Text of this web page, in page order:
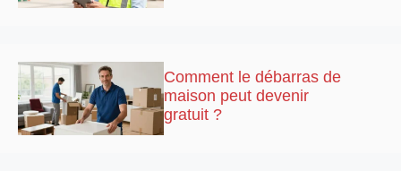
Comment le débarras de
maison peut devenir
gratuit ?